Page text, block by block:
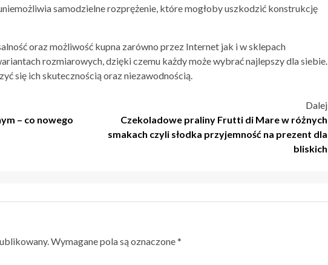
samodzielne rozprężenie, które mogłoby uszkodzić konstrukcję
oraz możliwość kupna zarówno przez Internet jak i w sklepach
rozmiarowych, dzięki czemu każdy może wybrać najlepszy dla siebie.
się ich skutecznością oraz niezawodnością.
– co nowego
Dalej
Czekoladowe praliny Frutti di Mare w różnych
smakach czyli słodka przyjemność na prezent dla
bliskich
Wymagane pola są oznaczone*